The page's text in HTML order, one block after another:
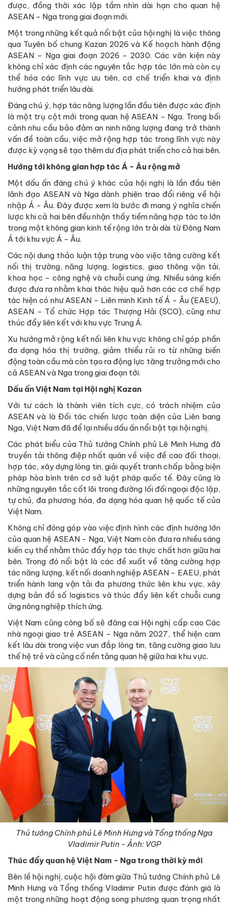
được, đồng thời xác lập tầm nhìn dài hạn cho quan hệ
ASEAN - Nga trong giai đoạn mới.
Một trong những kết quả nổi bật của hội nghị là việc thông
qua Tuyên bố chung Kazan 2026 và Kế hoạch hành động
ASEAN - Nga giai đoạn 2026 - 2030. Các văn kiện này
không chỉ xác định các nguyên tắc hợp tác lớn mà còn cụ
thể hóa các lĩnh vực ưu tiên, cơ chế triển khai và định
hướng phát triển lâu dài.
Đáng chú ý, hợp tác năng lượng lần đầu tiên được xác định
là một trụ cột mới trong quan hệ ASEAN - Nga. Trong bối
cảnh nhu cầu bảo đảm an ninh năng lượng đang trở thành
vấn đề toàn cầu, việc mở rộng hợp tác trong lĩnh vực này
được kỳ vọng sẽ tạo thêm dư địa phát triển cho cả hai bên.
Hướng tới không gian hợp tác Á - Âu rộng mở
Một dấu ấn đáng chú ý khác của hội nghị là lần đầu tiên
lãnh đạo ASEAN và Nga dành phiên trao đổi riêng về hội
nhập Á - Âu. Đây được xem là bước đi mang ý nghĩa chiến
lược khi cả hai bên đều nhận thấy tiềm năng hợp tác to lớn
trong một không gian kinh tế rộng lớn trải dài từ Đông Nam
Á tới khu vực Á - Âu.
Các nội dung thảo luận tập trung vào việc tăng cường kết
nối thị trường, năng lượng, logistics, giao thông vận tải,
khoa học - công nghệ và chuỗi cung ứng. Nhiều sáng kiến
được đưa ra nhằm khai thác hiệu quả hơn các cơ chế hợp
tác hiện có như ASEAN - Liên minh Kinh tế Á - Âu (EAEU),
ASEAN - Tổ chức Hợp tác Thượng Hải (SCO), cũng như
thúc đẩy liên kết với khu vực Trung Á.
Xu hướng mở rộng kết nối liên khu vực không chỉ góp phần
đa dạng hóa thị trường, giảm thiểu rủi ro từ những biến
động toàn cầu mà còn tạo ra động lực tăng trưởng mới cho
cả ASEAN và Nga trong giai đoạn tới.
Dấu ấn Việt Nam tại Hội nghị Kazan
Với tư cách là thành viên tích cực, có trách nhiệm của
ASEAN và là Đối tác chiến lược toàn diện của Liên bang
Nga, Việt Nam đã để lại nhiều dấu ấn nổi bật tại hội nghị.
Các phát biểu của Thủ tướng Chính phủ Lê Minh Hưng đã
truyền tải thông điệp nhất quán về việc đề cao đối thoại,
hợp tác, xây dựng lòng tin, giải quyết tranh chấp bằng biện
pháp hòa bình trên cơ sở luật pháp quốc tế. Đây cũng là
những nguyên tắc cốt lõi trong đường lối đối ngoại độc lập,
tự chủ, đa phương hóa, đa dạng hóa quan hệ quốc tế của
Việt Nam.
Không chỉ đóng góp vào việc định hình các định hướng lớn
của quan hệ ASEAN - Nga, Việt Nam còn đưa ra nhiều sáng
kiến cụ thể nhằm thúc đẩy hợp tác thực chất hơn giữa hai
bên. Trong đó nổi bật là các đề xuất về tăng cường hợp
tác năng lượng, kết nối doanh nghiệp ASEAN - EAEU, phát
triển hành lang vận tải đa phương thức liên khu vực, xây
dựng bản đồ số logistics và thúc đẩy liên kết chuỗi cung
ứng nông nghiệp thích ứng.
Việt Nam cũng công bố sẽ đăng cai Hội nghị cấp cao Các
nhà ngoại giao trẻ ASEAN - Nga năm 2027, thể hiện cam
kết lâu dài trong việc vun đắp lòng tin, tăng cường giao lưu
thế hệ trẻ và củng cố nền tảng quan hệ giữa hai khu vực.
Thủ tướng Chính phủ Lê Minh Hưng và Tổng thống Nga
Vladimir Putin - Ảnh: VGP
Thúc đẩy quan hệ Việt Nam - Nga trong thời kỳ mới
Bên lề hội nghị, cuộc hội đàm giữa Thủ tướng Chính phủ Lê
Minh Hưng và Tổng thống Vladimir Putin được đánh giá là
một trong những hoạt động song phương quan trọng nhất